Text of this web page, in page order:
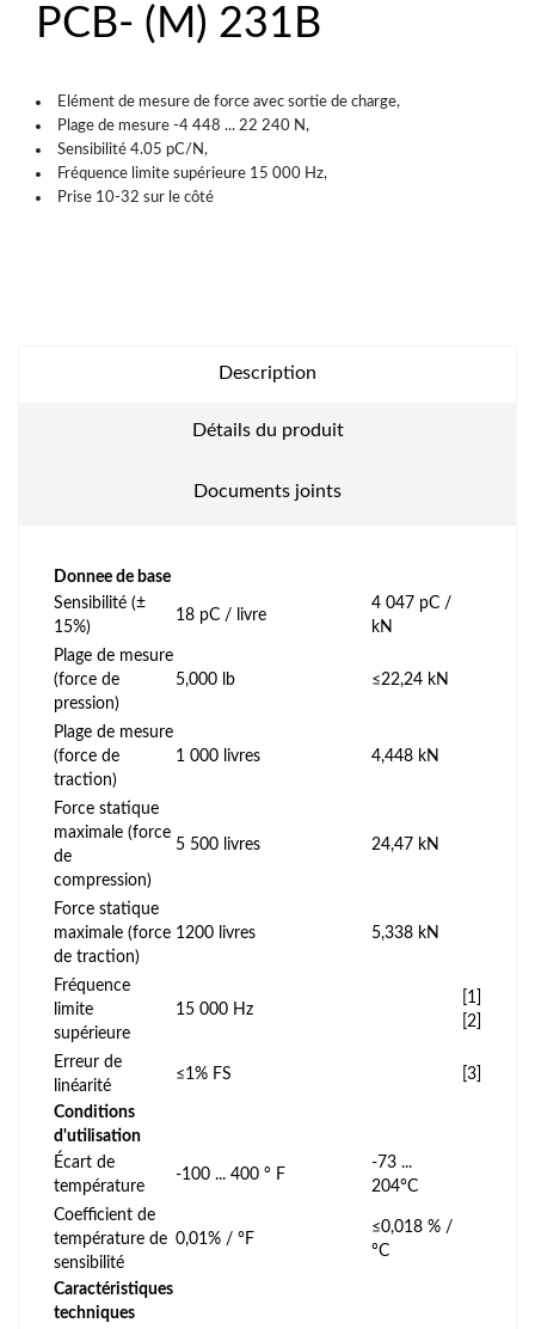
PCB- (M) 231B
Elément de mesure de force avec sortie de charge,
Plage de mesure -4 448 ... 22 240 N,
Sensibilité 4.05 pC/N,
Fréquence limite supérieure 15 000 Hz,
Prise 10-32 sur le côté
Description
Détails du produit
Documents joints
Donnee de base
Sensibilité (±
15%)
18 pC / livre
4 047 pC /
kN
Plage de mesure
(force de
pression)
5,000 lb ≤22,24 kN
Plage de mesure
(force de
traction)
1 000 livres 4,448 kN
Force statique
maximale (force
de
compression)
5 500 livres 24,47 kN
Force statique
maximale (force
de traction)
1200 livres 5,338 kN
Fréquence
limite
supérieure
15 000 Hz
[1]
[2]
Erreur de
linéarité
≤1% FS [3]
Conditions
d'utilisation
Écart de
température
-100 ... 400 ° F
-73 ...
204°C
Coefficient de
température de
sensibilité
0,01% / °F
≤0,018 % /
°C
Caractéristiques
techniques